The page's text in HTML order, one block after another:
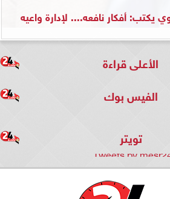
أفكار نافعه.... لإدارة واعيه
الأعلى قراءة
الفيس بوك
تويتر
Tweets by